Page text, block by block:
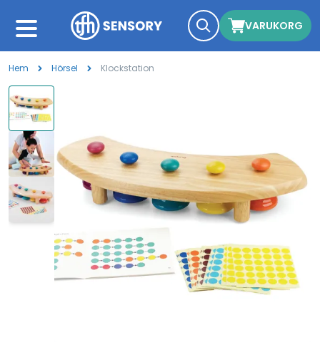
VARUKORG
Hem Hörsel Klockstation